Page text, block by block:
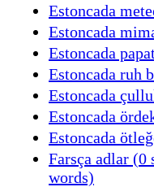
Estoncada
Estoncada
Estoncada
Estoncada ruh
Estoncada
Estoncada
Estoncada
Farsça adlar (0
words)